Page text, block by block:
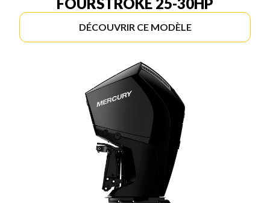
DÉCOUVRIR CE MODÈLE